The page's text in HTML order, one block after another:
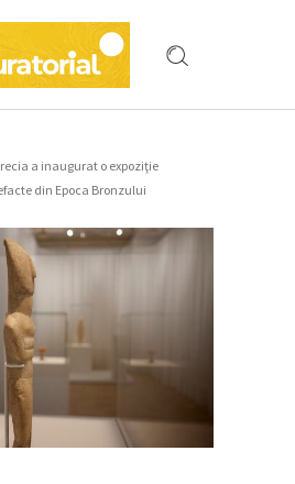
a inaugurat o expoziţie
din Epoca Bronzului